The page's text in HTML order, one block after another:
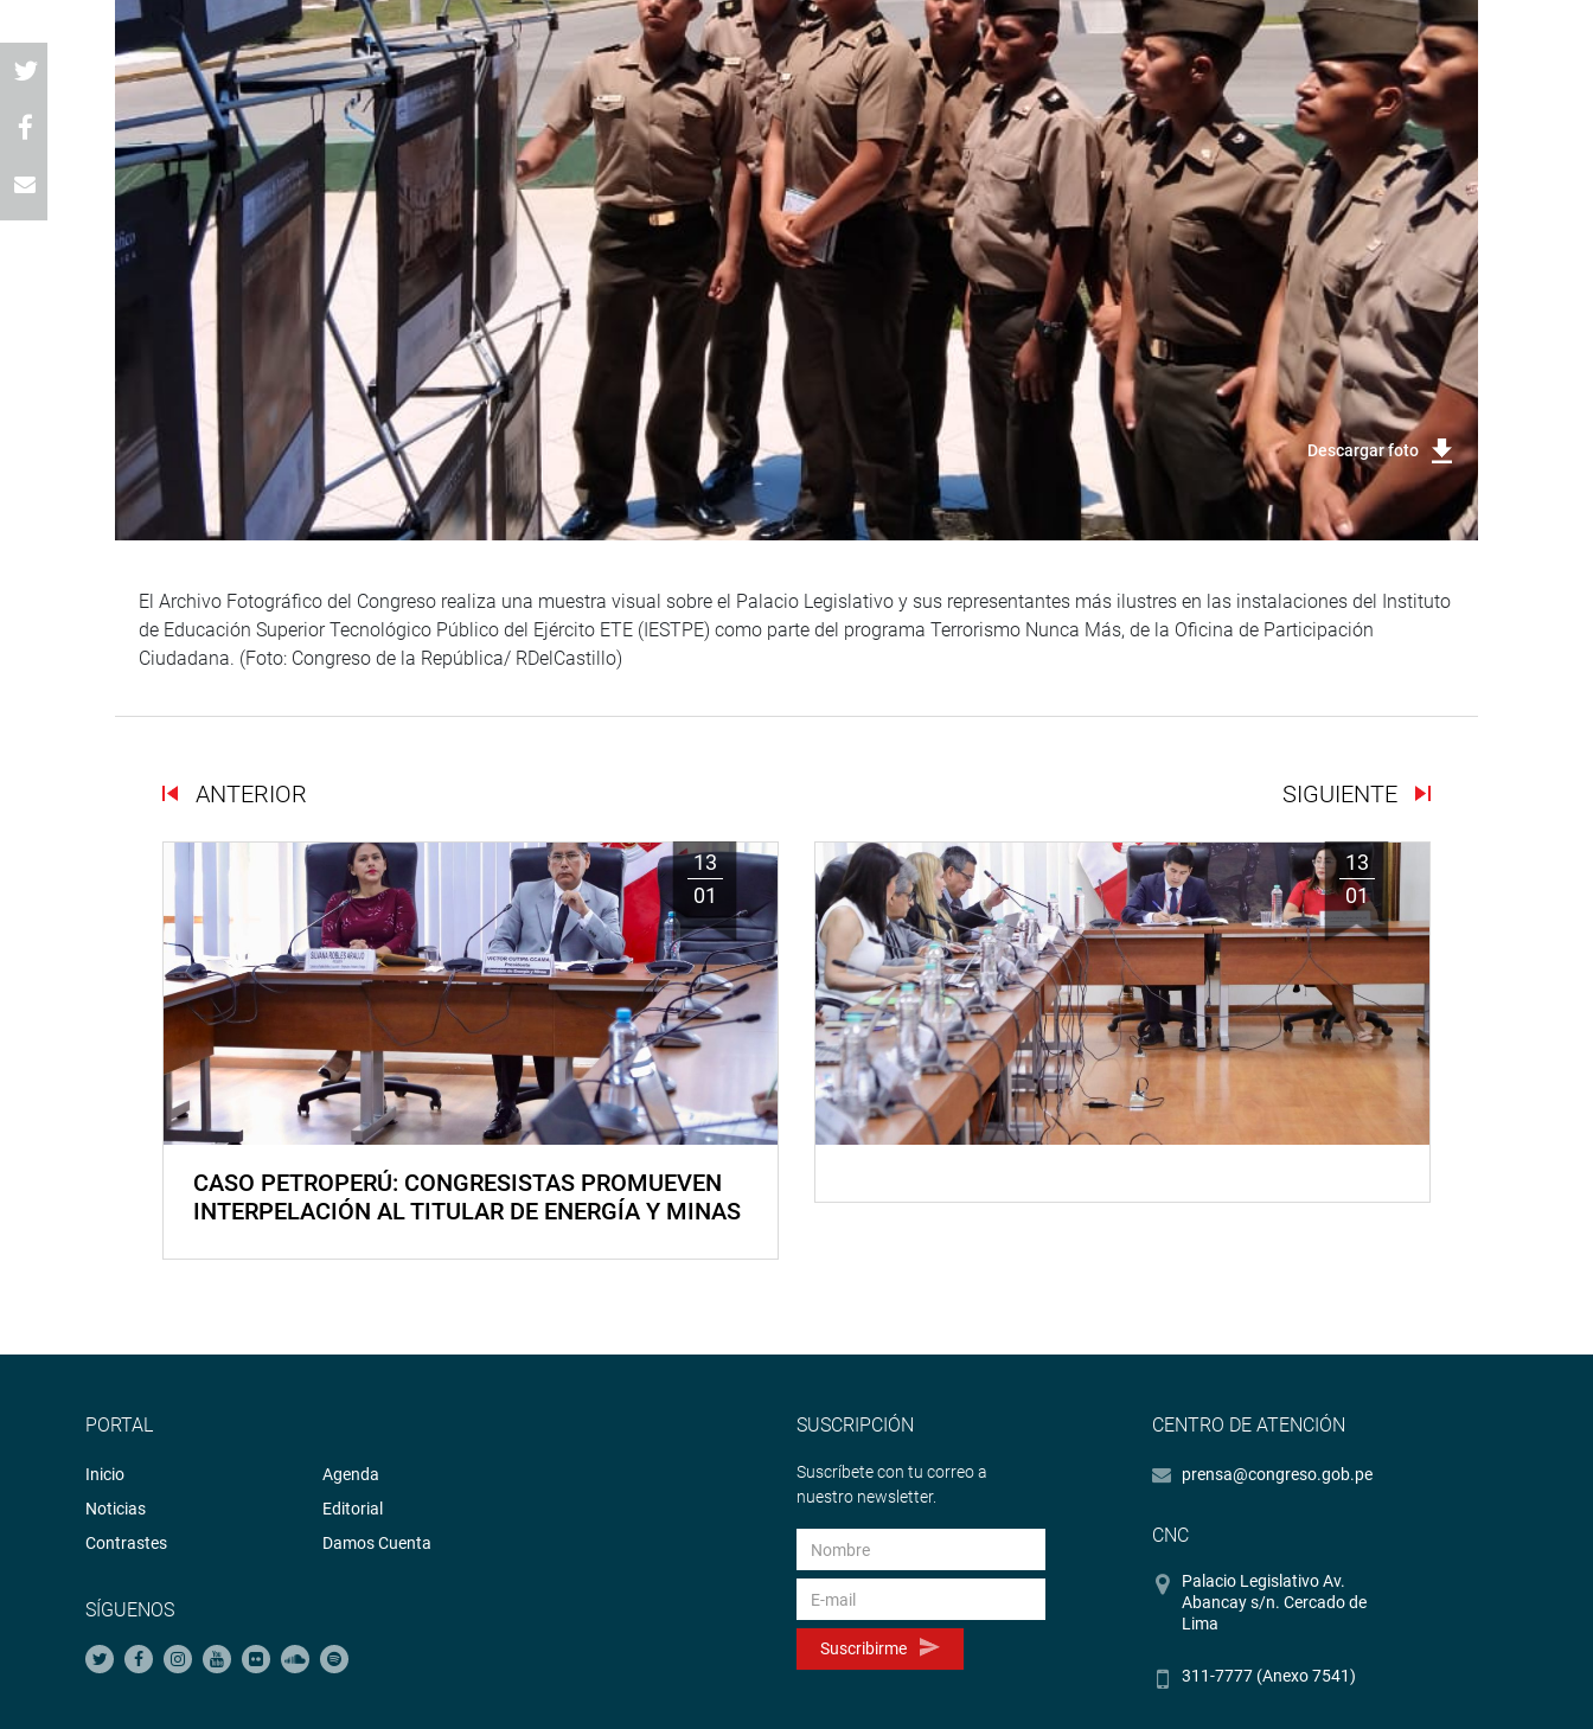
Descargar foto
El Archivo Fotográfico del Congreso realiza una muestra visual sobre el Palacio Legislativo y sus representantes más ilustres en las instalaciones del Instituto
de Educación Superior Tecnológico Público del Ejército ETE (IESTPE) como parte del programa Terrorismo Nunca Más, de la Oficina de Participación
Ciudadana. (Foto: Congreso de la República/ RDelCastillo)
ANTERIOR SIGUIENTE
13
01
CASO PETROPERÚ: CONGRESISTAS PROMUEVEN
INTERPELACIÓN AL TITULAR DE ENERGÍA Y MINAS
13
01
PORTAL
Inicio
Noticias
Contrastes
Agenda
Editorial
Damos Cuenta
SÍGUENOS
SUSCRIPCIÓN
Suscríbete con tu correo a
nuestro newsletter.
Suscribirme
CENTRO DE ATENCIÓN
prensa@congreso.gob.pe
CNC
Palacio Legislativo Av.
Abancay s/n. Cercado de
Lima
311-7777 (Anexo 7541)